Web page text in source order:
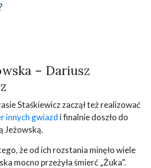
– Dariusz
Staśkiewicz zaczął też realizować
innych gwiazd i finalnie doszło do
Jeżowską.
że od ich rozstania minęło wiele
mocno przeżyła śmierć „Żuka”.